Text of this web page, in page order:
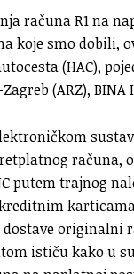
računa R1 na
koje smo dobili,
(HAC),
(ARZ),
računa,
putem trajnog
dostave originalni
ističu kako u